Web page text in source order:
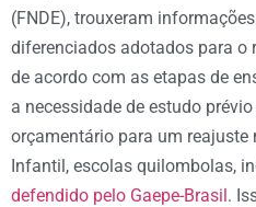
(FNDE), trouxeram
diferenciados adotados para o
de acordo com as etapas de
a necessidade de estudo
orçamentário para um reajuste
Infantil, escolas quilombolas,
defendido pelo Gaepe-Brasil.